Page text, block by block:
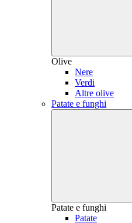
Olive
Nere
Verdi
Altre olive
Patate e funghi
Patate e funghi
Patate